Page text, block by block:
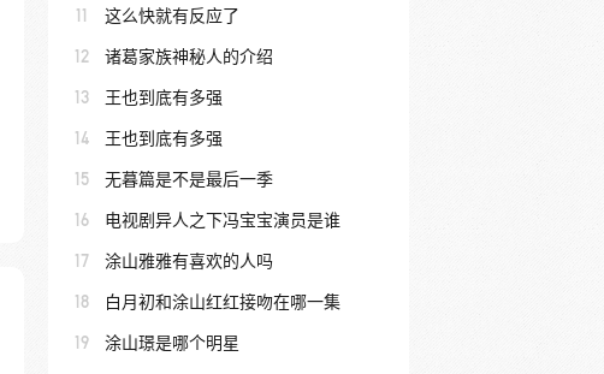
11 这么快就有反应了
12 诸葛家族神秘人的介绍
13 王也到底有多强
14 王也到底有多强
15 无暮篇是不是最后一季
16 电视剧异人之下冯宝宝演员是谁
17 涂山雅雅有喜欢的人吗
18 白月初和涂山红红接吻在哪一集
19 涂山璟是哪个明星